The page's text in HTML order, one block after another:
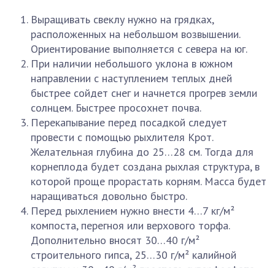
Выращивать свеклу нужно на грядках,
расположенных на небольшом возвышении.
Ориентирование выполняется с севера на юг.
При наличии небольшого уклона в южном
направлении с наступлением теплых дней
быстрее сойдет снег и начнется прогрев земли
солнцем. Быстрее просохнет почва.
Перекапывание перед посадкой следует
провести с помощью рыхлителя Крот.
Желательная глубина до 25…28 см. Тогда для
корнеплода будет создана рыхлая структура, в
которой проще прорастать корням. Масса будет
наращиваться довольно быстро.
Перед рыхлением нужно внести 4…7 кг/м²
компоста, перегноя или верхового торфа.
Дополнительно вносят 30…40 г/м²
строительного гипса, 25…30 г/м² калийной